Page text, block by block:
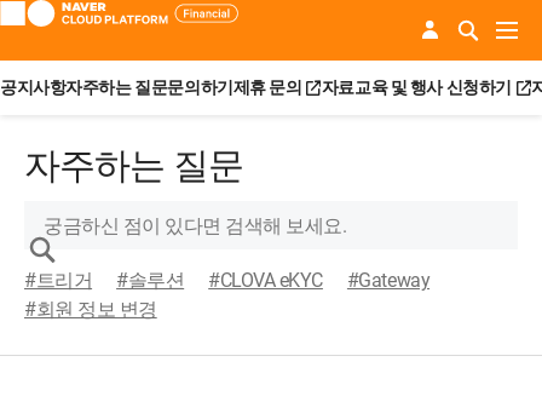
공지사항자주하는 질문문의하기 제휴 문의 자료교육 및 행사 신청하기
자주하는 질문
#트리거 #솔루션 #CLOVA eKYC
#Gateway
#회원 정보 변경